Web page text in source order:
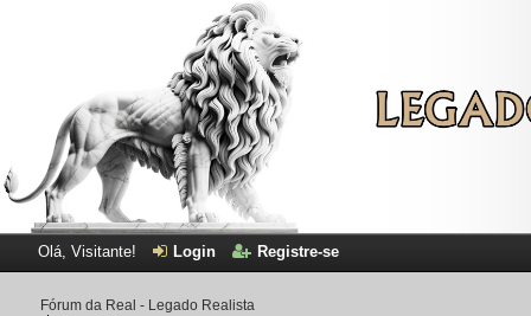
Olá, Visitante! Login Registre-se
Fórum da Real - Legado Realista